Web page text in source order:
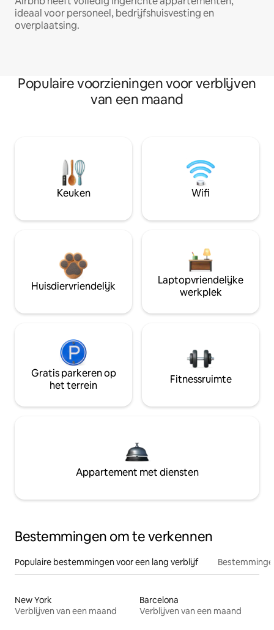
ideaal voor personeel, bedrijfshuisvesting en
overplaatsing.
Populaire voorzieningen voor verblijven
van een maand
Keuken Wifi
Huisdiervriendelijk
Laptopvriendelijke
werkplek
Gratis parkeren op
het terrein
Fitnessruimte
Appartement met diensten
Bestemmingen om te verkennen
Populaire bestemmingen voor een lang verblijf
New York
Verblijven van een maand
Barcelona
Verblijven van een maand